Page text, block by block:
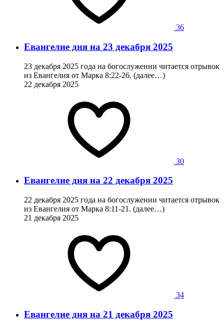
36
Евангелие дня на 23 декабря 2025
23 декабря 2025 года на богослужении читается отрывок
из Евангелия от Марка 8:22-26. (далее…)
22 декабря 2025
30
Евангелие дня на 22 декабря 2025
22 декабря 2025 года на богослужении читается отрывок
из Евангелия от Марка 8:11-21. (далее…)
21 декабря 2025
34
Евангелие дня на 21 декабря 2025